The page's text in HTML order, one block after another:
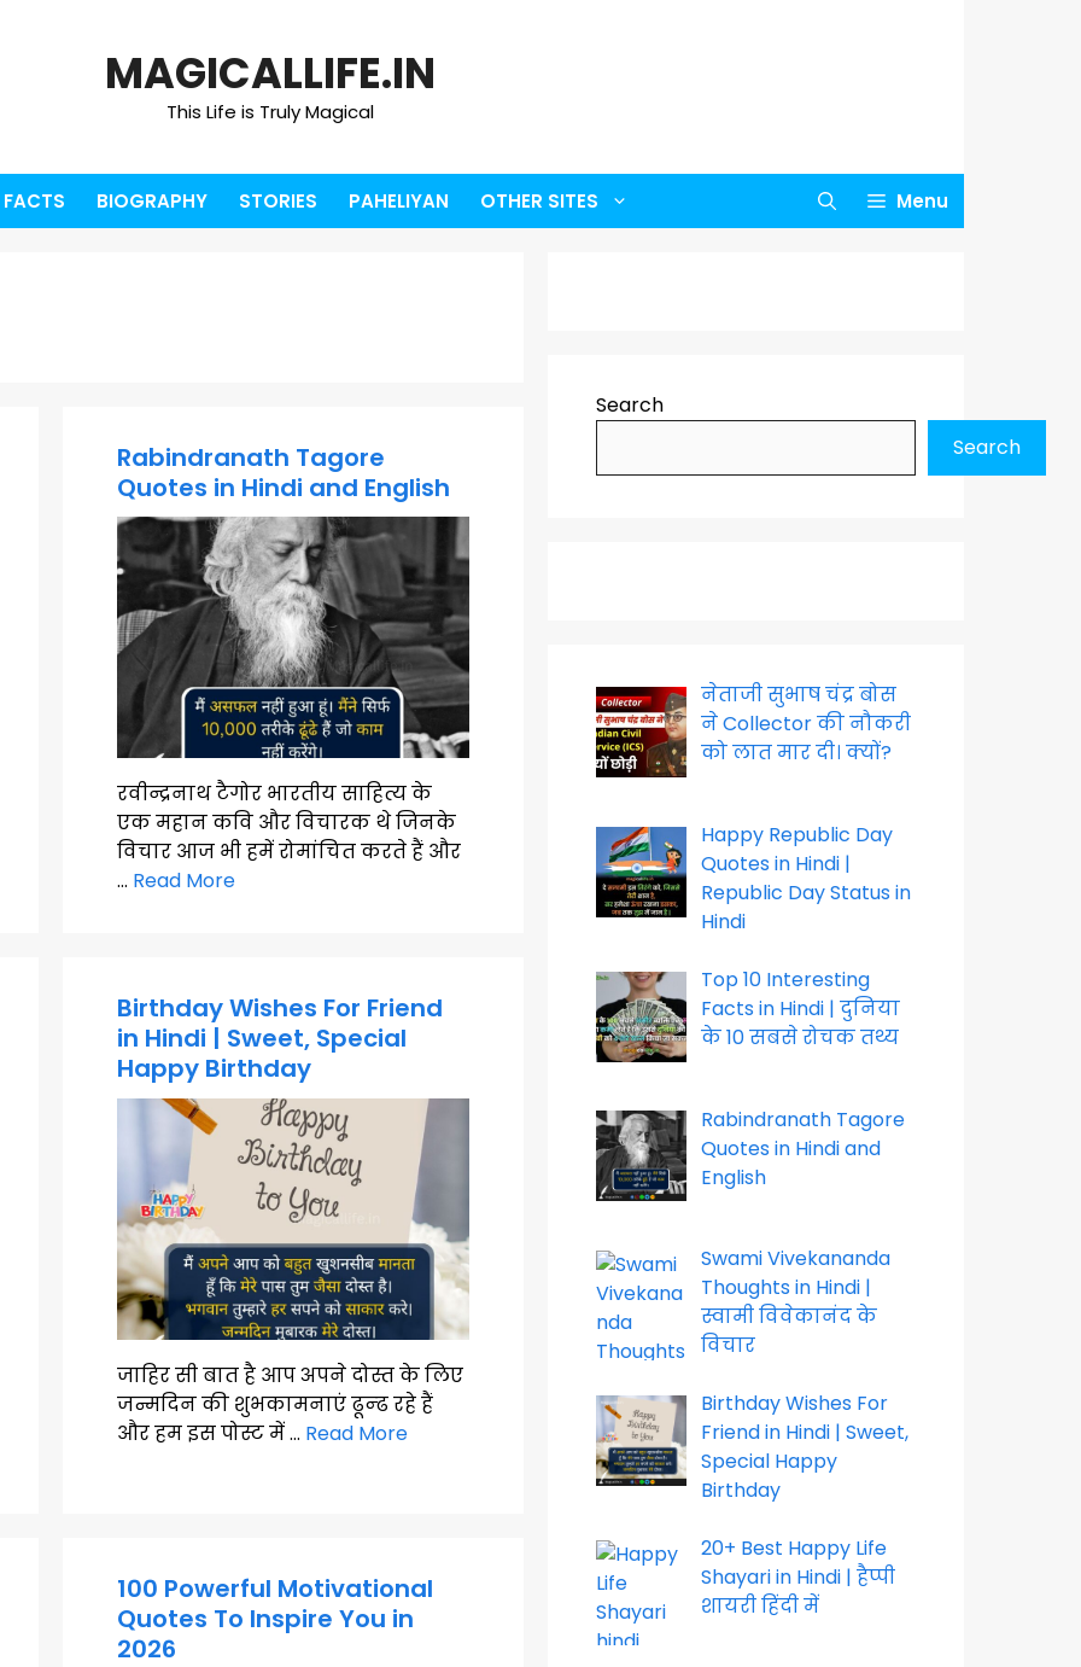
MAGICALLIFE.IN
This Life is Truly Magical
FACTS BIOGRAPHY STORIES PAHELIYAN OTHER SITES Menu
Rabindranath Tagore
Quotes in Hindi and English
रवीन्द्रनाथ टैगोर भारतीय साहित्य के
एक महान कवि और विचारक थे जिनके
विचार आज भी हमें रोमांचित करते हैं और
… Read More
Birthday Wishes For Friend
in Hindi | Sweet, Special
Happy Birthday
जाहिर सी बात है आप अपने दोस्त के लिए
जन्मदिन की शुभकामनाएं ढून्ढ रहे हैं
और हम इस पोस्ट में … Read More
100 Powerful Motivational
Quotes To Inspire You in
2026
Search
Search
नेताजी सुभाष चंद्र बोस
ने Collector की नौकरी
को लात मार दी। क्यों?
Happy Republic Day
Quotes in Hindi |
Republic Day Status in
Hindi
Top 10 Interesting
Facts in Hindi | दुनिया
के 10 सबसे रोचक तथ्य
Rabindranath Tagore
Quotes in Hindi and
English
Swami Vivekananda
Thoughts in Hindi |
स्वामी विवेकानंद के
विचार
Birthday Wishes For
Friend in Hindi | Sweet,
Special Happy
Birthday
20+ Best Happy Life
Shayari in Hindi | हैप्पी
शायरी हिंदी में